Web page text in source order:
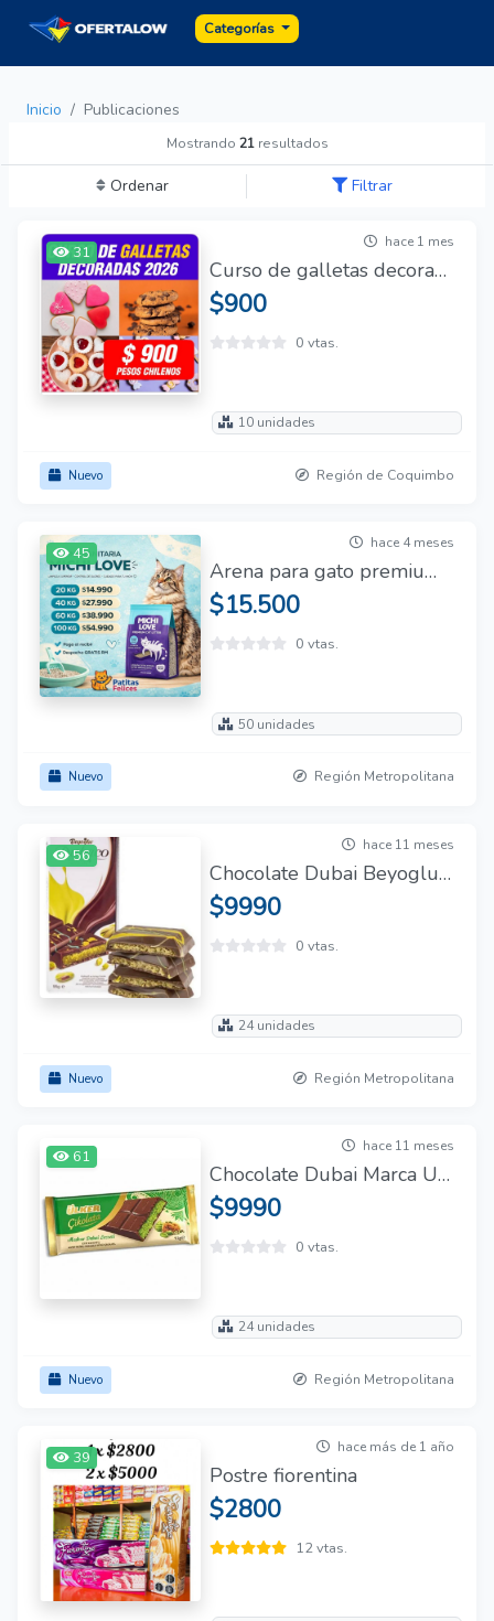
Categorías
Inicio Publicaciones
Mostrando 21resultados
Ordenar Filtrar
31
hace 1 mes
Curso de galletas decoradas
$900
0 vtas.
10 unidades
Nuevo Región de Coquimbo
45
hace 4 meses
Arena para gato premium aglutinante 😺 con despacho gratis 🚚🆓
$15.500
0 vtas.
50 unidades
Nuevo Región Metropolitana
56
hace 11 meses
Chocolate Dubai Beyoglu Dubaco Con Pistacho 95g
$9990
0 vtas.
24 unidades
Nuevo Región Metropolitana
61
hace 11 meses
Chocolate Dubai Marca Ulker Kadayif Kunafa Pistachio 93gr.
$9990
0 vtas.
24 unidades
Nuevo Región Metropolitana
39
hace más de 1 año
Postre fiorentina
$2800
12 vtas.